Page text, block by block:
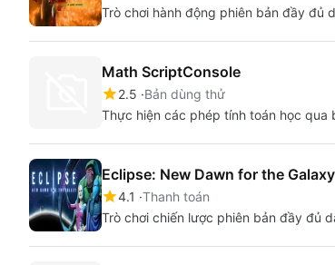
Trò chơi hành động phiên bản đầy đủ
Math ScriptConsole
2.5 Bản dùng thử
Thực hiện các phép tính toán học qua
Eclipse: New Dawn for the Galaxy
4.1 Thanh toán
Trò chơi chiến lược phiên bản đầy đủ